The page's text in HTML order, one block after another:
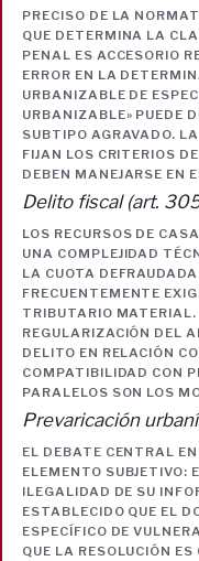
PRECISO DE LA
QUE DETERMINA LA
PENAL ES ACCESORIO
ERROR EN LA
URBANIZABLE DE
URBANIZABLE» PUEDE
SUBTIPO AGRAVADO.
FIJAN LOS CRITERIOS
DEBEN MANEJARSE EN
Delito fiscal (art.
LOS RECURSOS DE
UNA COMPLEJIDAD
LA CUOTA DEFRAUDADA
FRECUENTEMENTE
TRIBUTARIO MATERIAL.
REGULARIZACIÓN DEL
DELITO EN RELACIÓN
COMPATIBILIDAD CON
PARALELOS SON LOS
Prevaricación
EL DEBATE CENTRAL
ELEMENTO SUBJETIVO:
ILEGALIDAD DE SU
ESTABLECIDO QUE EL
ESPECÍFICO DE
QUE LA RESOLUCIÓN